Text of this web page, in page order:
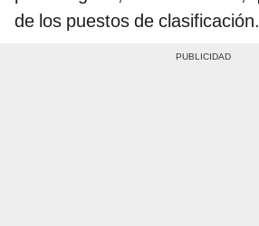
de los puestos de clasificación.